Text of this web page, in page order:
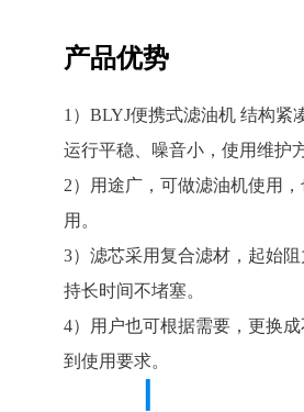
产品优势
1）BLYJ便携式滤油机 结构紧
运行平稳、噪音小，使用维护
2）用途广，可做滤油机使用
用。
3）滤芯采用复合滤材，起始
持长时间不堵塞。
4）用户也可根据需要，更换
到使用要求。